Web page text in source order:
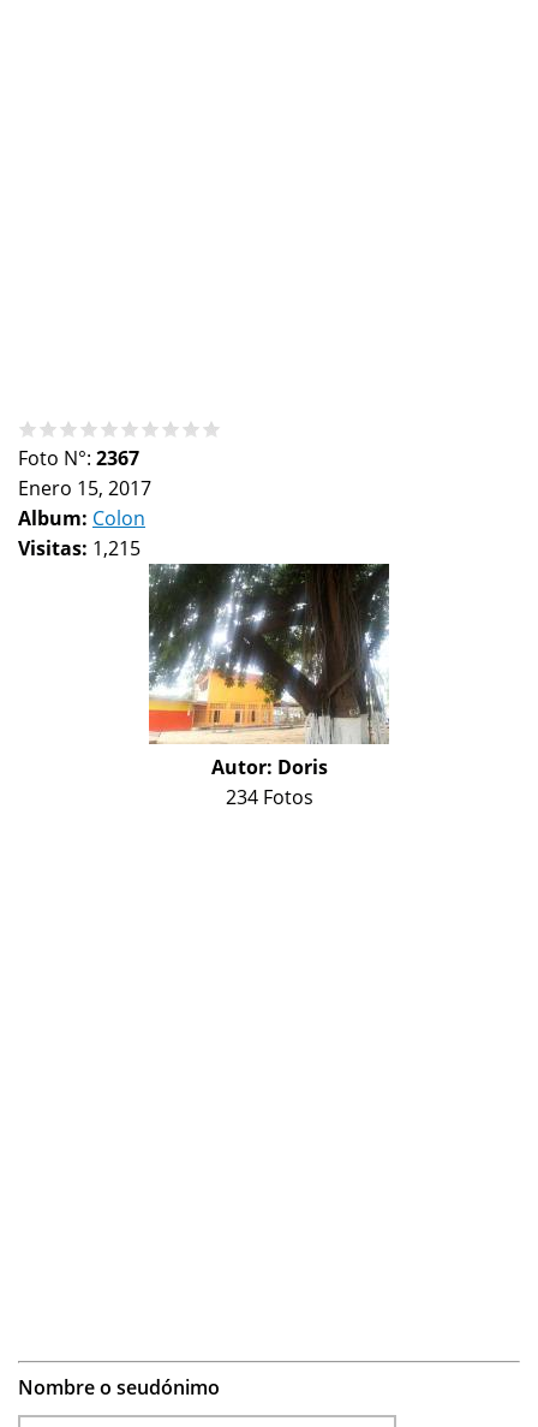
Foto N°: 2367
Enero 15, 2017
Album: Colon
Visitas: 1,215
Autor: Doris
234 Fotos
Nombre o seudónimo